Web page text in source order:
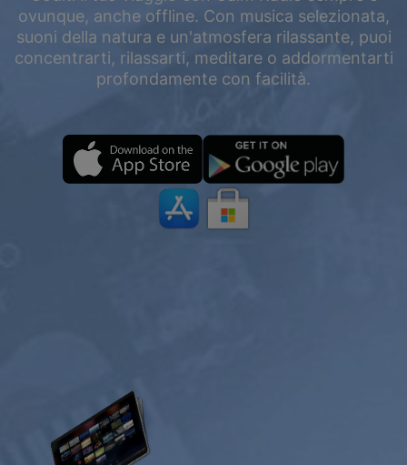
ovunque, anche offline. Con musica selezionata,
suoni della natura e un'atmosfera rilassante, puoi
concentrarti, rilassarti, meditare o addormentarti
profondamente con facilità.